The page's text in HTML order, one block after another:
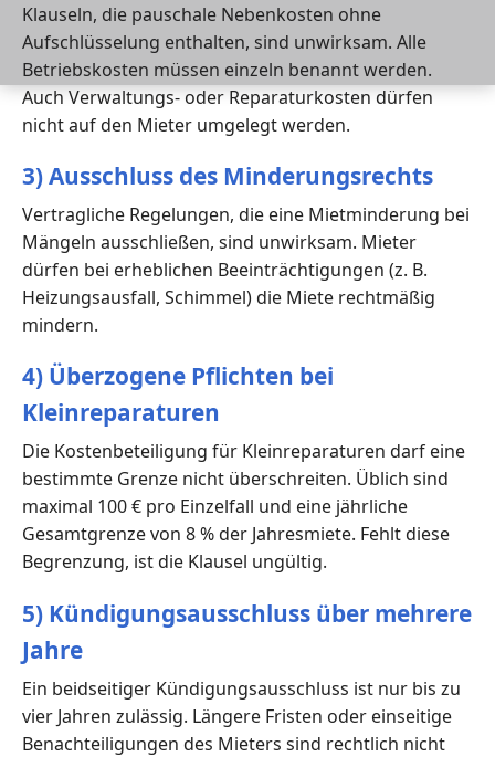
Klauseln, die pauschale Nebenkosten ohne
Aufschlüsselung enthalten, sind unwirksam. Alle
Betriebskosten müssen einzeln benannt werden.
Auch Verwaltungs- oder Reparaturkosten dürfen
nicht auf den Mieter umgelegt werden.
3) Ausschluss des Minderungsrechts
Vertragliche Regelungen, die eine Mietminderung bei
Mängeln ausschließen, sind unwirksam. Mieter
dürfen bei erheblichen Beeinträchtigungen (z. B.
Heizungsausfall, Schimmel) die Miete rechtmäßig
mindern.
4) Überzogene Pflichten bei
Kleinreparaturen
Die Kostenbeteiligung für Kleinreparaturen darf eine
bestimmte Grenze nicht überschreiten. Üblich sind
maximal 100 € pro Einzelfall und eine jährliche
Gesamtgrenze von 8 % der Jahresmiete. Fehlt diese
Begrenzung, ist die Klausel ungültig.
5) Kündigungsausschluss über mehrere
Jahre
Ein beidseitiger Kündigungsausschluss ist nur bis zu
vier Jahren zulässig. Längere Fristen oder einseitige
Benachteiligungen des Mieters sind rechtlich nicht